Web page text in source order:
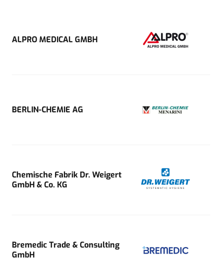
ALPRO MEDICAL GMBH
BERLIN-CHEMIE AG
Chemische Fabrik Dr. Weigert
GmbH & Co. KG
Bremedic Trade & Consulting
GmbH